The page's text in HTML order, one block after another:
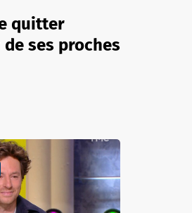
quitter
ses proches